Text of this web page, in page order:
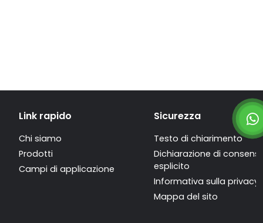
Link rapido
Chi siamo
Prodotti
Campi di applicazione
Sicurezza
Testo di chiarimento
Dichiarazione di
esplicito
Informativa sulla privacy
Mappa del sito